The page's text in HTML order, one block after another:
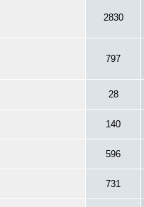
2830
797
28
140
596
731